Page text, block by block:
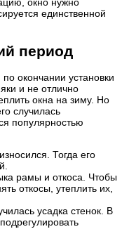
единственной
период
окончании установки
и не отлично
окна на зиму. Но
случилась
популярностью
Тогда его
рамы и откоса. Чтобы
откосы, утеплить их,
усадка стенок. В